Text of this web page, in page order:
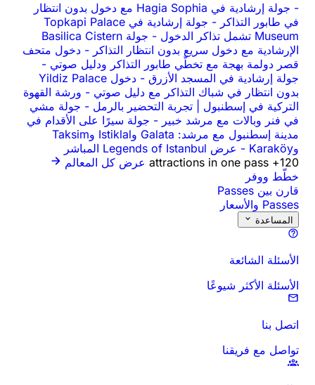
-
جولة إرشادية في Hagia Sophia مع دخول بدون انتظار
في طابور التذاكر -
جولة إرشادية في Topkapi Palace
Museum تشمل تذاكر الدخول
-
جولة Basilica Cistern
الإرشادية مع دخول سريع بدون انتظار التذاكر - دخول متحف
قصر دولمة بهجة مع تخطّي طابور التذاكر ودليل صوتي -
جولة إرشادية في المسجد الأزرق -
دخول Yildiz Palace
بدون انتظار في شباك التذاكر مع دليل صوتي - ورشة القهوة
التركية في إسطنبول | تجربة التحضير بالرمل - جولة مشي
في فنر وبالات مع مرشد خبير - جولة سيرًا على الأقدام في
مدينة إسطنبول مع مرشد: Galata وIstiklal وTaksim
وKaraköy
- عرض Legends of Istanbul المباشر
120+ attractions in one pass
عرض كل المعالم
خطّط ووفر
قارن بين Passes
Passes والأسعار
المساعدة
الأسئلة الشائعة
الأسئلة الأكثر شيوعًا
اتصل بنا
تواصل مع فريقنا